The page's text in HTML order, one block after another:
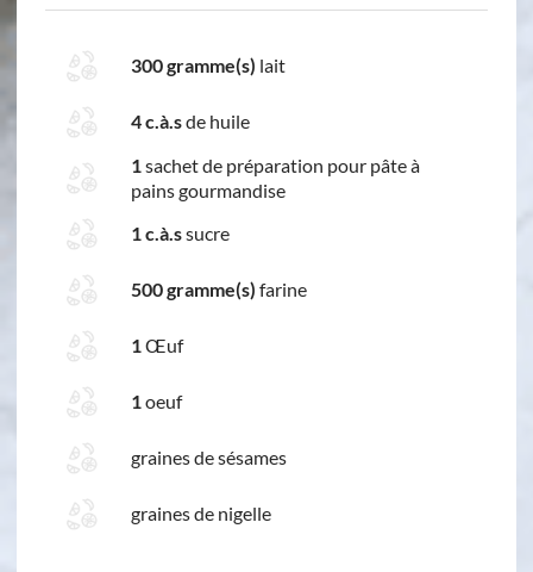
300 gramme(s) lait
4 c.à.sde huile
1sachet de préparation pour pâte à
pains gourmandise
1 c.à.ssucre
500 gramme(s) farine
1Œuf
1oeuf
graines de sésames
graines de nigelle